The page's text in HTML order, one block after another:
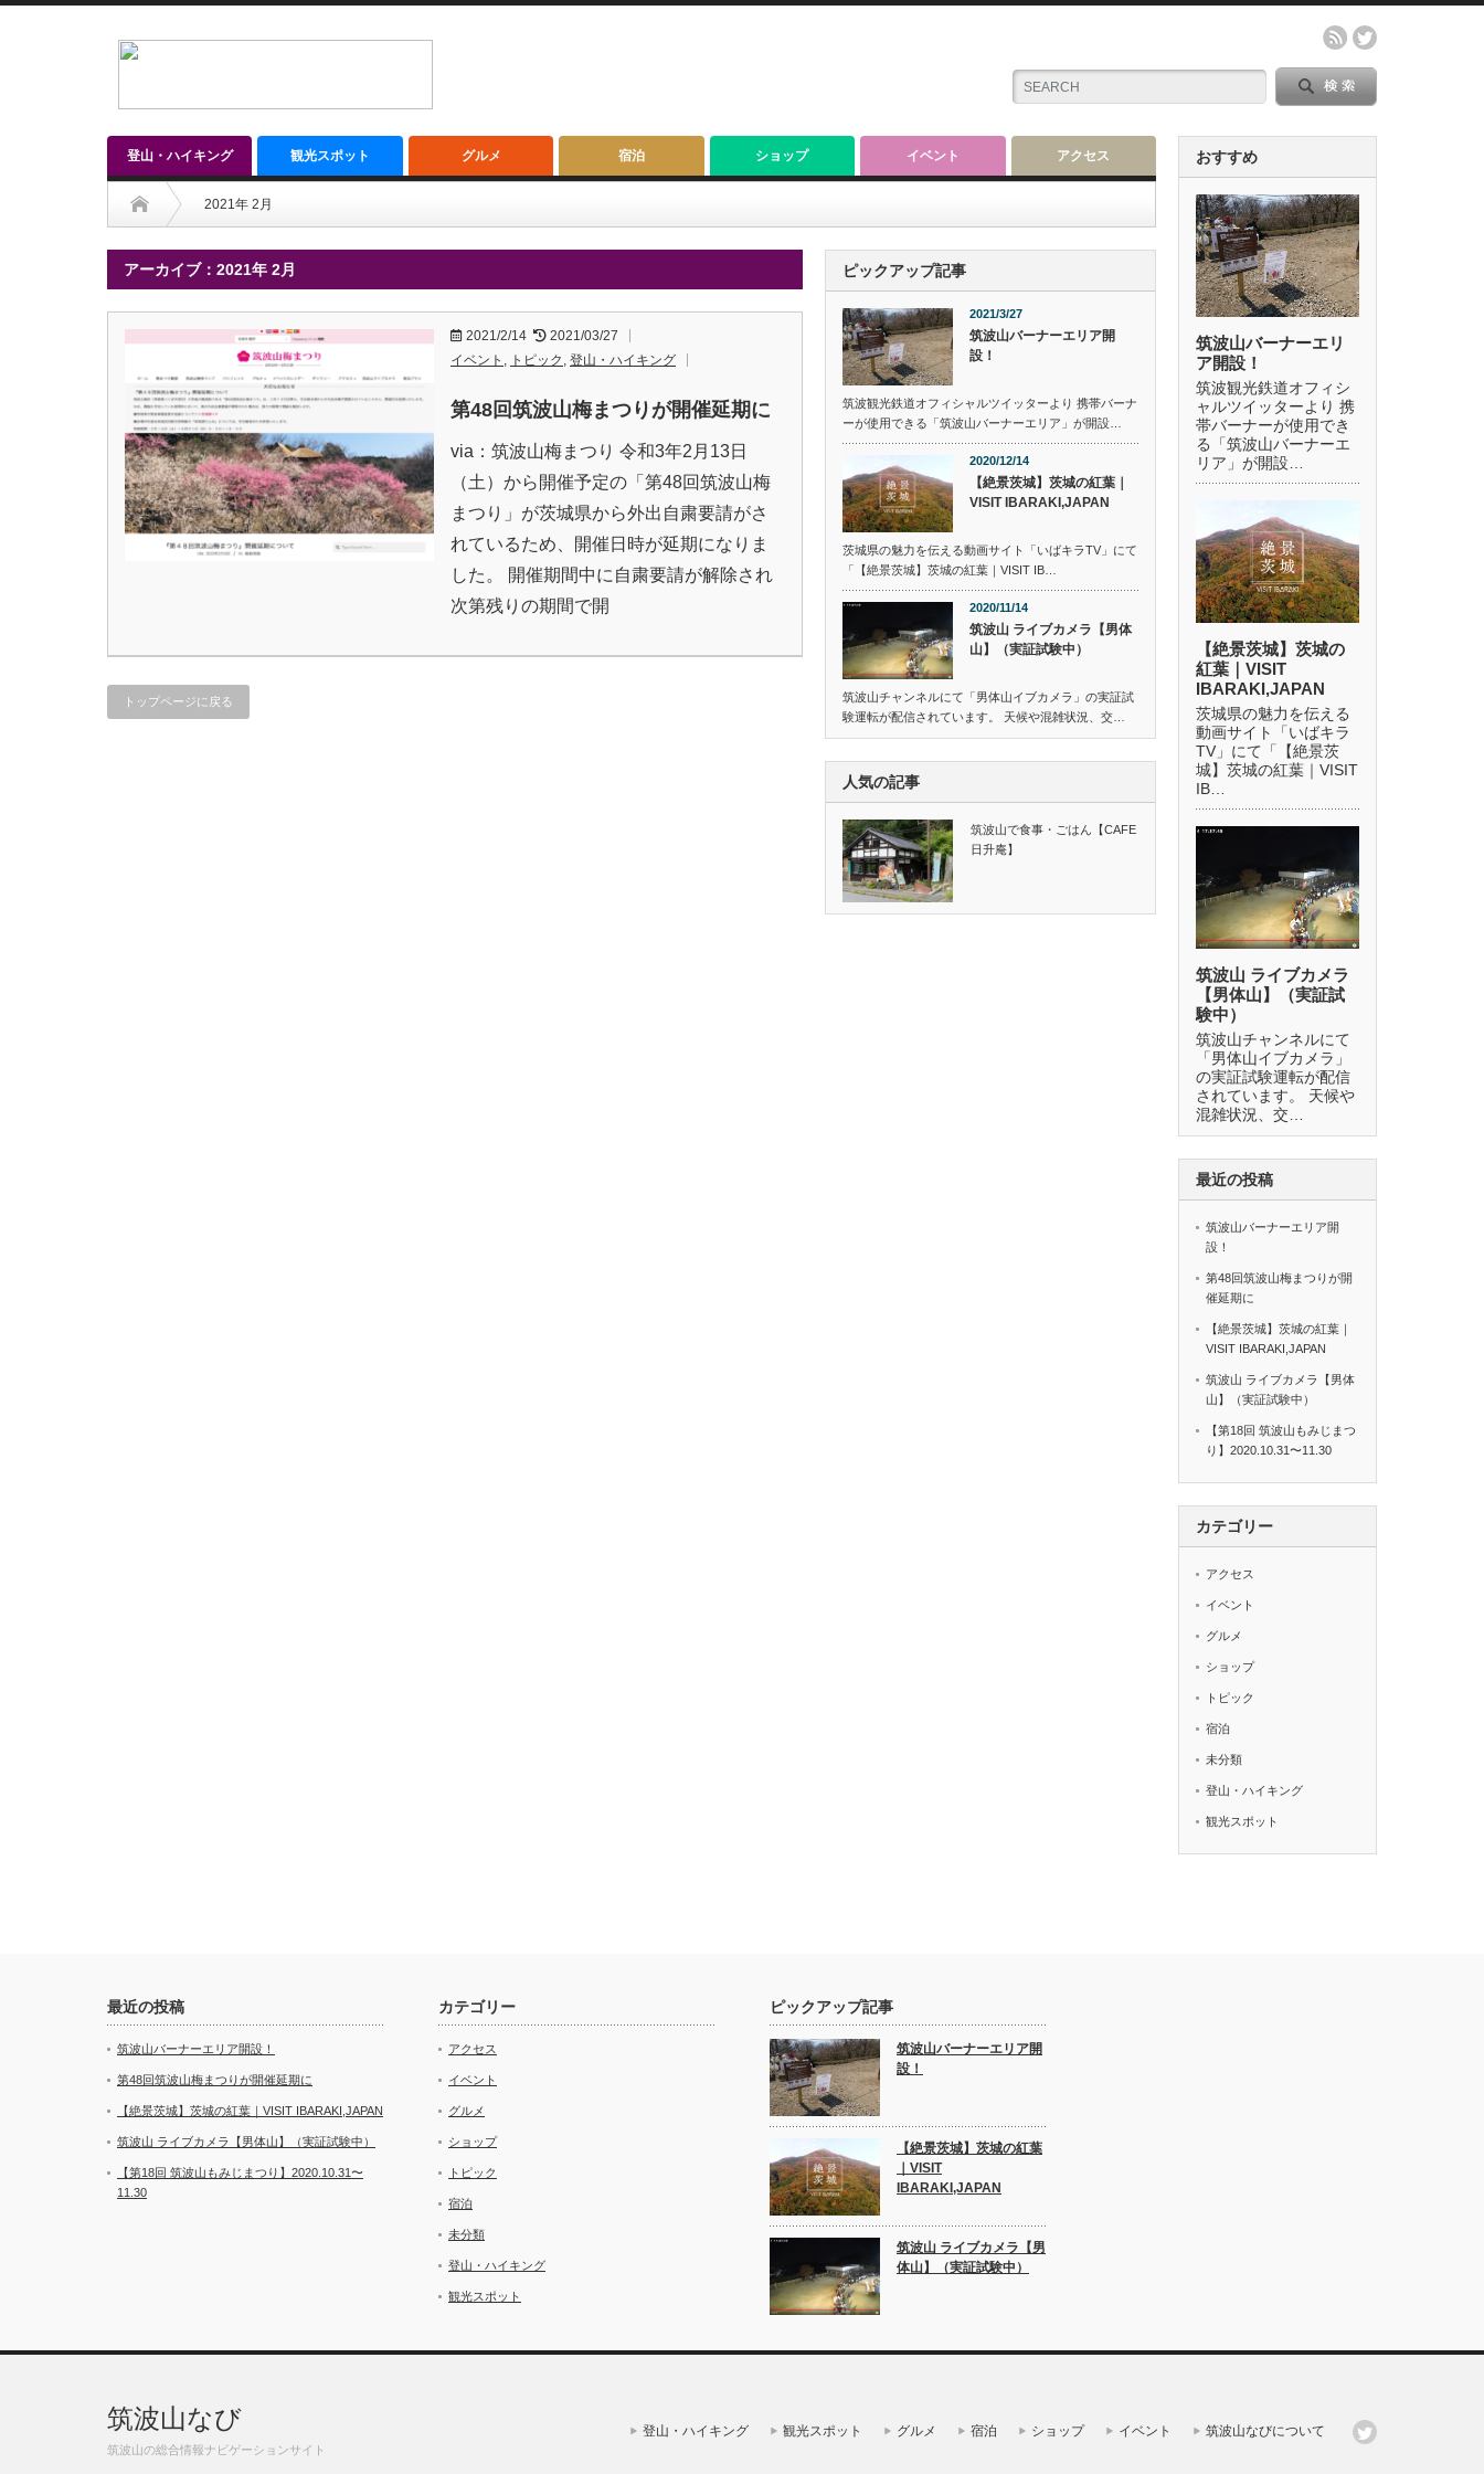
登山・ハイキング 観光スポット グルメ 宿泊 ショップ イベント アクセス
2021年 2月
アーカイブ：2021年 2月
2021/2/14
2021/03/27
イベント , トピック , 登山・ハイキング
第48回筑波山梅まつりが開催延期に
via：筑波山梅まつり 令和3年2月13日
（土）から開催予定の「第48回筑波山梅
まつり」が茨城県から外出自粛要請がさ
れているため、開催日時が延期になりま
した。 開催期間中に自粛要請が解除され
次第残りの期間で開
トップページに戻る
ピックアップ記事
2021/3/27
筑波山バーナーエリア開
設！
筑波観光鉄道オフィシャルツイッターより 携帯バーナ
ーが使用できる「筑波山バーナーエリア」が開設…
2020/12/14
【絶景茨城】茨城の紅葉｜
VISIT IBARAKI,JAPAN
茨城県の魅力を伝える動画サイト「いばキラTV」にて
「【絶景茨城】茨城の紅葉｜VISIT IB…
2020/11/14
筑波山 ライブカメラ【男体
山】（実証試験中）
筑波山チャンネルにて「男体山イブカメラ」の実証試
験運転が配信されています。 天候や混雑状況、交…
人気の記事
筑波山で食事・ごはん【CAFE
日升庵】
おすすめ
筑波山バーナーエリ
ア開設！
筑波観光鉄道オフィシ
ャルツイッターより 携
帯バーナーが使用でき
る「筑波山バーナーエ
リア」が開設…
【絶景茨城】茨城の
紅葉｜VISIT
IBARAKI,JAPAN
茨城県の魅力を伝える
動画サイト「いばキラ
TV」にて「【絶景茨
城】茨城の紅葉｜VISIT
IB…
筑波山 ライブカメラ
【男体山】（実証試
験中）
筑波山チャンネルにて
「男体山イブカメラ」
の実証試験運転が配信
されています。 天候や
混雑状況、交…
最近の投稿
筑波山バーナーエリア開
設！
第48回筑波山梅まつりが開
催延期に
【絶景茨城】茨城の紅葉｜
VISIT IBARAKI,JAPAN
筑波山 ライブカメラ【男体
山】（実証試験中）
【第18回 筑波山もみじまつ
り】2020.10.31〜11.30
カテゴリー
アクセス
イベント
グルメ
ショップ
トピック
宿泊
未分類
登山・ハイキング
観光スポット
最近の投稿
筑波山バーナーエリア開設！
第48回筑波山梅まつりが開催延期に
【絶景茨城】茨城の紅葉｜VISIT IBARAKI,JAPAN
筑波山 ライブカメラ【男体山】（実証試験中）
【第18回 筑波山もみじまつり】2020.10.31〜
11.30
カテゴリー
アクセス
イベント
グルメ
ショップ
トピック
宿泊
未分類
登山・ハイキング
観光スポット
ピックアップ記事
筑波山バーナーエリア開
設！
【絶景茨城】茨城の紅葉
｜VISIT
IBARAKI,JAPAN
筑波山 ライブカメラ【男
体山】（実証試験中）
筑波山なび
筑波山の総合情報ナビゲーションサイト
登山・ハイキング 観光スポット グルメ 宿泊 ショップ イベント 筑波山なびについて